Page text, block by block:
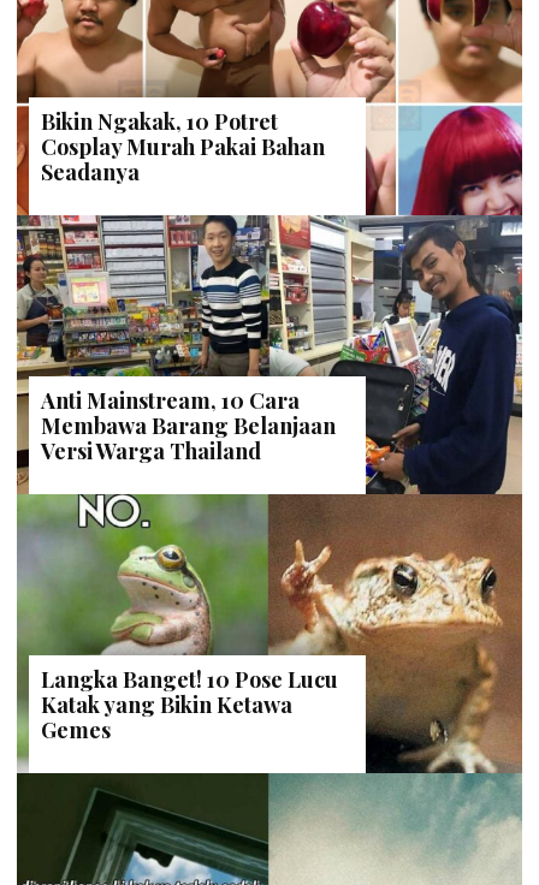
Bikin Ngakak, 10 Potret
Cosplay Murah Pakai Bahan
Seadanya
Anti Mainstream, 10 Cara
Membawa Barang Belanjaan
Versi Warga Thailand
Langka Banget! 10 Pose Lucu
Katak yang Bikin Ketawa
Gemes